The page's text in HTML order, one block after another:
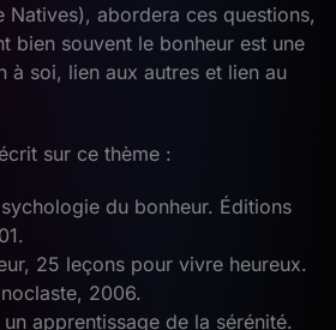
Natives), abordera ces questions,
bien souvent le bonheur est une
à soi, lien aux autres et lien au
sur ce thème :
du bonheur. Éditions
25 leçons pour vivre heureux.
2006.
un apprentissage de la sérénité.